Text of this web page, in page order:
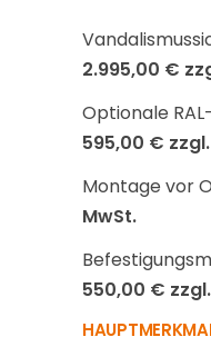
2.995,00 €
Optionale
595,00 €
Montage vor
MwSt.
550,00 €